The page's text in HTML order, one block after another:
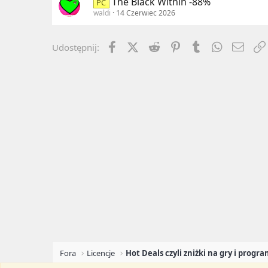
waldi 14 Czerwiec 2026
Udostępnij: FacebookX (Twitter)
Reddit PinterestTumblrWhatsApp
Email
Fora Licencje Hot Deals czyli zniżki na gry i